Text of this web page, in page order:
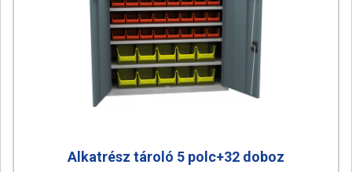
Alkatrész tároló 5 polc+32 doboz